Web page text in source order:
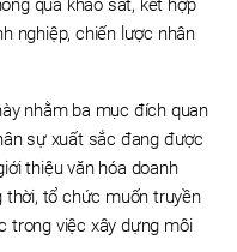
qua khảo sát, kết hợp
nghiệp, chiến lược nhân
nhằm ba mục đích quan
sự xuất sắc đang được
thiệu văn hóa doanh
tổ chức muốn truyền
trong việc xây dựng môi